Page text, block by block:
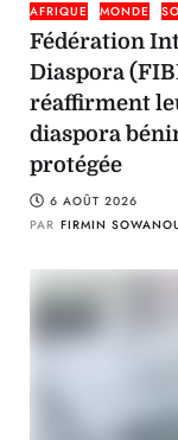
AFRIQUE MONDE
Fédération
Diaspora
réaffirment
diaspora
protégée
6 AOÛT 2026
PAR FIRMIN